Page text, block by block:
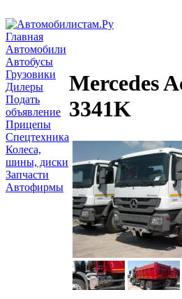
Главная
Автомобили
Автобусы
Грузовики
Дилеры
Подать
объявление
Прицепы
Спецтехника
Колеса,
шины, диски
Запчасти
Автофирмы
Mercedes
3341K